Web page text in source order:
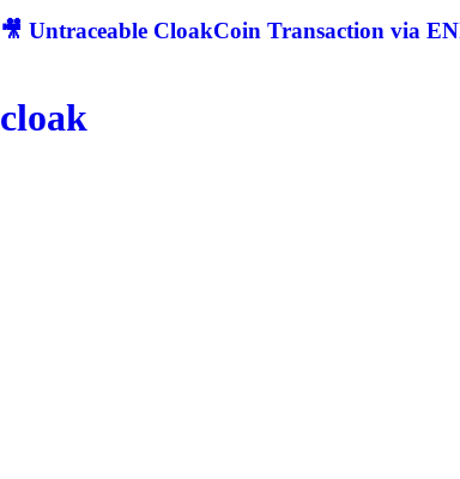
🎥 Untraceable CloakCoin Transaction via
cloak